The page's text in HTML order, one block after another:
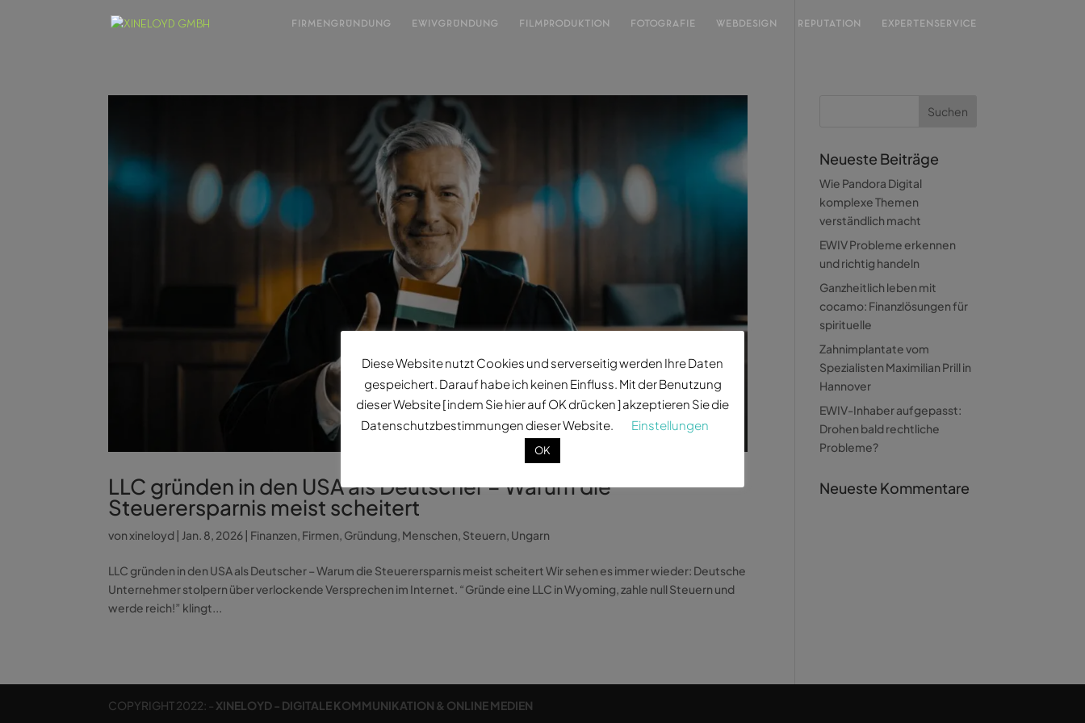
FIRMENGRÜNDUNG EWIVGRÜNDUNG FILMPRODUKTION FOTOGRAFIE WEBDESIGN REPUTATION EXPERTENSERVICE
LLC gründen in den USA als Deutscher – Warum die
Steuerersparnis meist scheitert
vonxineloyd| Jan. 8, 2026| Finanzen, Firmen, Gründung, Menschen, Steuern, Ungarn
LLC gründen in den USA als Deutscher – Warum die Steuerersparnis meist scheitert Wir sehen es immer wieder: Deutsche
Unternehmer stolpern über verlockende Versprechen im Internet. “Gründe eine LLC in Wyoming, zahle null Steuern und
werde reich!” klingt...
Neueste Beiträge
Wie Pandora Digital
komplexe Themen
verständlich macht
EWIV Probleme erkennen
und richtig handeln
Ganzheitlich leben mit
cocamo: Finanzlösungen für
spirituelle
Zahnimplantate vom
Spezialisten Maximilian Prill in
Hannover
EWIV-Inhaber aufgepasst:
Drohen bald rechtliche
Probleme?
Neueste Kommentare
COPYRIGHT 2022: - XINELOYD - DIGITALE KOMMUNIKATION & ONLINE MEDIEN
Diese Website nutzt Cookies und serverseitig werden Ihre Daten
gespeichert. Darauf habe ich keinen Einfluss. Mit der Benutzung
dieser Website [ indem Sie hier auf OK drücken ] akzeptieren Sie die
Datenschutzbestimmungen dieser Website.
Einstellungen
OK